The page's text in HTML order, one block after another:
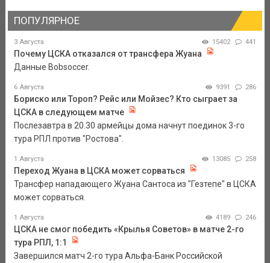
ПОПУЛЯРНОЕ
3 Августа 15402 441
Почему ЦСКА отказался от трансфера Жуана
Данные Bobsoccer.
6 Августа 9391 286
Бориско или Тороп? Рейс или Мойзес? Кто сыграет за
ЦСКА в следующем матче
Послезавтра в 20.30 армейцы дома начнут поединок 3-го
тура РПЛ против "Ростова".
1 Августа 13085 258
Переход Жуана в ЦСКА может сорваться
Трансфер нападающего Жуана Сантоса из "Гезтепе" в ЦСКА
может сорваться.
1 Августа 4189 246
ЦСКА не смог победить «Крылья Советов» в матче 2-го
тура РПЛ, 1:1
Завершился матч 2-го тура Альфа-Банк Российской